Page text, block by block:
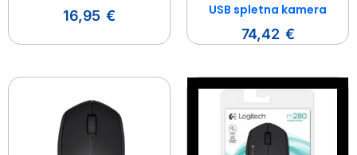
16,95 €
USB spletna kamera
74,42 €